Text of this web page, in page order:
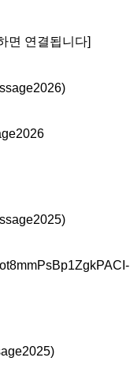
면 연결됩니다]